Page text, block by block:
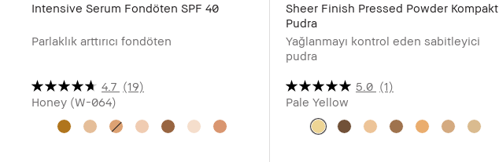
Intensive Serum Fondöten SPF 40
Parlaklık arttırıcı fondöten
4.7 (19)
Honey (W-064)
Sheer Finish Pressed Powder Kompakt
Pudra
Yağlanmayı kontrol eden sabitleyici
pudra
5.0 (1)
Pale Yellow